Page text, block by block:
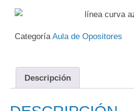
Descripción
Categoría Aula de Opositores